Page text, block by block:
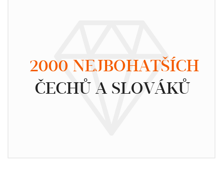
2000 NEJBOHATŠÍCH
ČECHŮ A SLOVÁKŮ